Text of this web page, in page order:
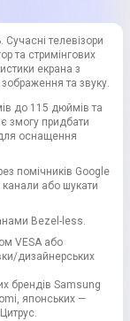
Сучасні телевізори
та стримінгових
екрана з
та звуку.
до 115 дюймів та
змогу придбати
для оснащення
помічників Google
або шукати
Bezel-less.
VESA або
дизайнерських
брендів Samsung
японських —